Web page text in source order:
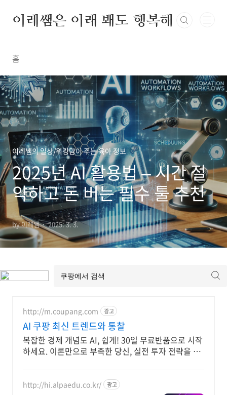
이레쌤은 이래 봬도 행복해
홈
이레쌤의 일상/워킹맘이 주는 육아 정보
2025년 AI 활용법 – 시간 절
약하고 돈 버는 필수 툴 추천
by 이레쌤 2025. 3. 3.
http://m.coupang.com 광고
AI 쿠팡 최신 트렌드와 통찰
복잡한 경제 개념도 AI, 쉽게! 30일 무료반품으로 시작
하세요. 이론만으로 부족한 당신, 실전 투자 전략을 쿠
http://hi.alpaedu.co.kr/ 광고